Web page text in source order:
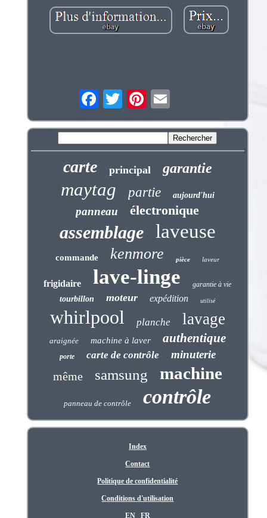
carte principal garantie
maytag partie aujourd'hui
panneau électronique
assemblage laveuse
commande kenmore pièce laveur
frigidaire lave-linge garantie à vie
tourbillon moteur expédition utilisé
whirlpool planche lavage
araignée machine à laver authentique
porte carte de contrôle minuterie
même samsung machine
panneau de contrôle contrôle
Index
Contact
Politique de confidentialité
Conditions d'utilisation
EN FR